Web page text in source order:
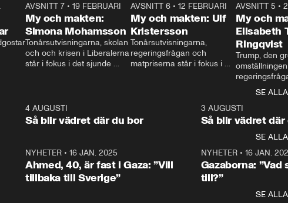
vi
24:30
AVSNITT 7• 19 FEBRUARI
My och makten:
Simona Mohamsson
Tonårsutvisningarna, skolan
och och krisen i Liberalerna
står i fokus i det sjunde
kommentator My
Rohwedder ställer
utbildnings- och
Mohamsson till svars.
27:30
AVSNITT 6 •12 FEBRUARI
My och makten: Ulf
Kristersson
Tonårsutvisningarna,
regeringsfrågan och
matpriserna står i fokus i
Rohwedder ställer
statsminister Ulf Kristersson
AVSNITT 5 •
My och
Elisabeth
Ringqvist
Trump, den
centrum i
avsnittet av
Makten”. Se
Aftonbladets
Rohwedder
Thand Ring
SE ALLA
4 AUGUSTI
Så blir vädret där du bor
3 AUGUSTI
Så blir vädret där
SE ALLA
NYHETER• 16 JAN. 2025
Ahmed, 40, är fast i Gaza: ”Vill
tillbaka till Sverige”
NYHETER• 16 JAN.
Gazaborna:
till?”
SE ALLA